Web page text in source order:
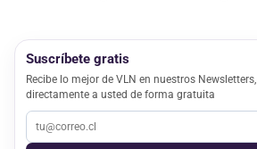
Suscríbete gratis
Recibe lo mejor de VLN en nuestros
directamente a usted de forma gratuita